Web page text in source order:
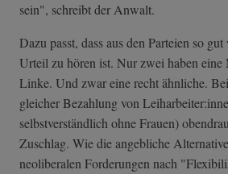
sein", schreibt der Anwalt.
Dazu passt, dass aus den Parteien so
Urteil zu hören ist. Nur zwei haben
Linke. Und zwar eine recht ähnliche.
gleicher Bezahlung von
selbstverständlich ohne Frauen)
Zuschlag. Wie die angebliche
neoliberalen Forderungen nach